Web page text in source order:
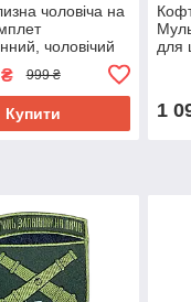
чоловіча на
чоловічий
M, L, XL, 2XL
999 ₴
Купити
для
1